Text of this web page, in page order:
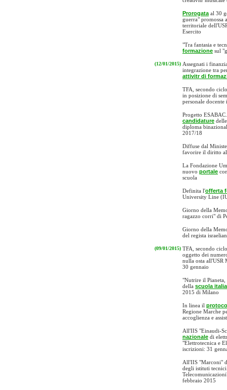
Prorogata al 30
guerra" promossa
territoriale
Esercito
"Tra fantasia e
formazione sul
(12/01/2015) Assegnati i
integrazione tra
attivitr di
TFA, secondo
in posizione di
personale
Progetto
candidature
diploma
2017/18
Diffuse dal
favorire il diritto
La Fondazione
nuovo portale
scuola
Definita l'offerta
University Line
Giorno della
ragazzo corri" di
Giorno della
del regista
(09/01/2015) TFA, secondo
oggetto dei
nulla osta all'USR
30 gennaio
"Nutrire il
della scuola
2015 di Milano
In linea il
Regione Marche
accoglienza e
All'IIS "Einaudi-
nazionale di
"Elettrotecnica e
iscrizioni: 31
All'IIS "Marconi"
degli istituti
febbraio 2015